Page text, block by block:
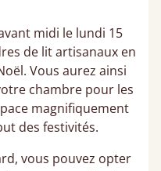
midi le lundi 15
de lit artisanaux en
Vous aurez ainsi
chambre pour les
magnifiquement
des festivités.
vous pouvez opter